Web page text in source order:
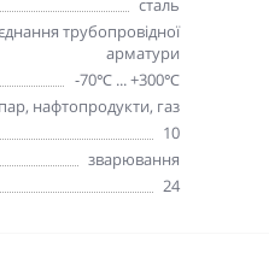
сталь
трубопровідної
арматури
-70℃ ... +300℃
нафтопродукти, газ
10
зварювання
24